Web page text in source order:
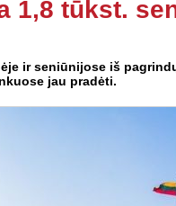
1,8 tūkst.
ir seniūnijose iš
jau pradėti.